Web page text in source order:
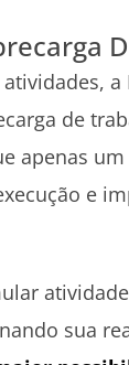
a
de
apenas
e
sua